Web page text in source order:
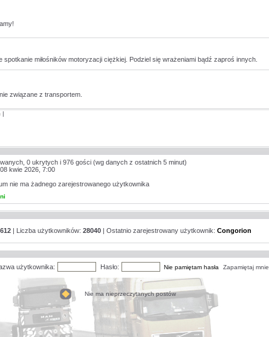
miłośników motoryzacji ciężkiej. Podziel się wrażeniami bądź zaproś innych.
związane z transportem.
|
0 ukrytych i 976 gości (wg danych z ostatnich 5 minut)
kwie 2026, 7:00
nie ma żadnego zarejestrowanego użytkownika
| Liczba użytkowników: 28040| Ostatnio zarejestrowany użytkownik: Congorion
użytkownika:
Hasło: Nie pamiętam hasła Zapamiętaj mnie
Nie
nieprzeczytanych
Nie ma nieprzeczytanych postów